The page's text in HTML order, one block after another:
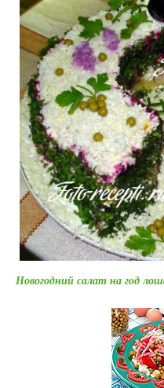
Новогодний салат на год